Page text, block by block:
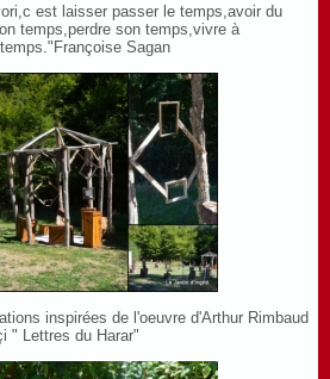
est laisser passer le temps,avoir du
temps,perdre son temps,vivre à
Sagan
inspirées de l'oeuvre d'Arthur Rimbaud
" Lettres du Harar"